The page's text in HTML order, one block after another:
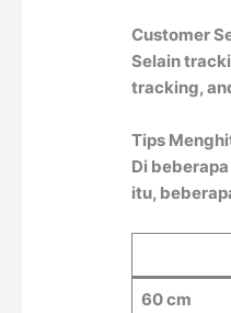
Customer
Selain
tracking,
Tips
Di
itu,
60 cm